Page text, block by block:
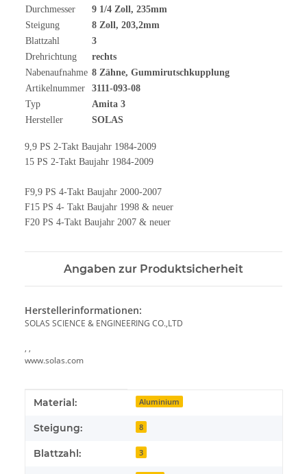
Durchmesser
9 1/4 Zoll, 235mm
Steigung
8 Zoll, 203,2mm
Blattzahl
3
Drehrichtung
rechts
Nabenaufnahme 8 Zähne, Gummirutschkupplung
Artikelnummer
3111-093-08
Typ
Amita 3
Hersteller
SOLAS
9,9 PS 2-Takt Baujahr 1984-2009
15 PS 2-Takt Baujahr 1984-2009
F9,9 PS 4-Takt Baujahr 2000-2007
F15 PS 4- Takt Baujahr 1998 & neuer
F20 PS 4-Takt Baujahr 2007 & neuer
Angaben zur Produktsicherheit
Herstellerinformationen:
SOLAS SCIENCE & ENGINEERING CO.,LTD
, ,
www.solas.com
Produkteigenschaft
Wert
Material: Aluminium
Steigung: 8
Blattzahl: 3